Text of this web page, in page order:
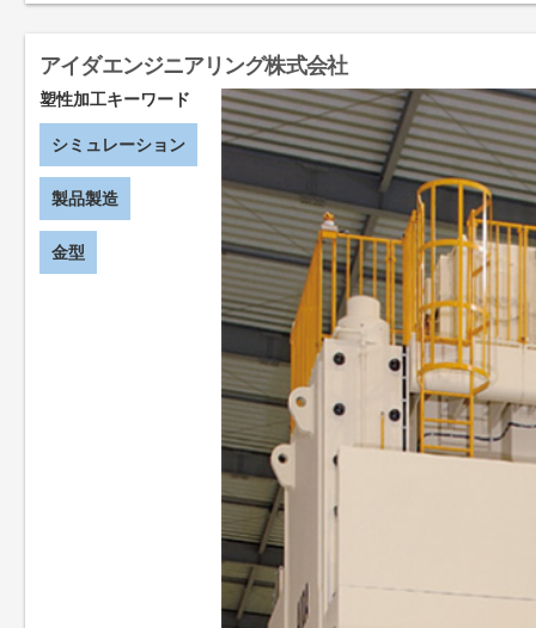
アイダエンジニアリング株式会社
塑性加工キーワード
シミュレーション
製品製造
金型